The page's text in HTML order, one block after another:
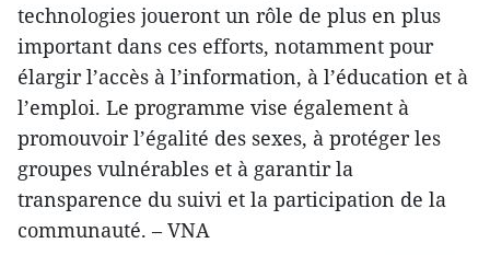
technologies joueront un rôle de plus en plus
important dans ces efforts, notamment pour
élargir l’accès à l’information, à l’éducation et à
l’emploi. Le programme vise également à
promouvoir l’égalité des sexes, à protéger les
groupes vulnérables et à garantir la
transparence du suivi et la participation de la
communauté. – VNA